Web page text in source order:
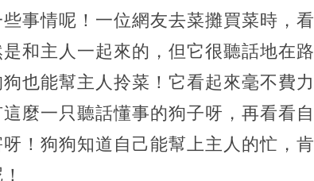
事情呢！一位網友去菜攤買菜時，看
和主人一起來的，但它很聽話地在路
也能幫主人拎菜！它看起來毫不費力
麼一只聽話懂事的狗子呀，再看看自
！狗狗知道自己能幫上主人的忙，肯